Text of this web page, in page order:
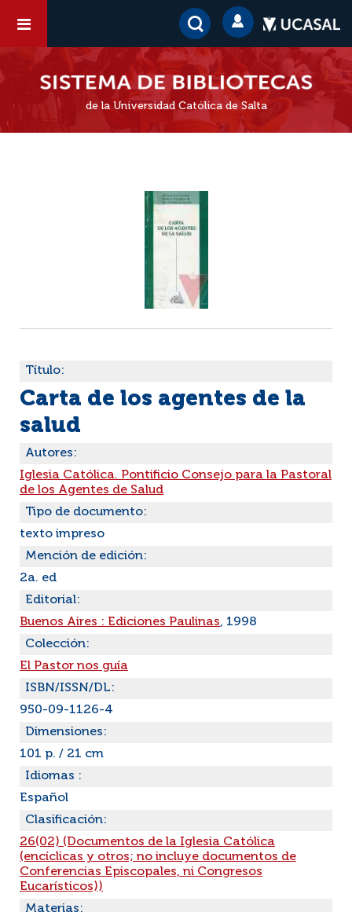
de la Universidad Católica de Salta
Título:
Carta de los agentes de la
salud
Autores:
Iglesia Católica. Pontificio Consejo para la Pastoral
de los Agentes de Salud
Tipo de documento:
texto impreso
Mención de edición:
2a. ed
Editorial:
Buenos Aires : Ediciones Paulinas, 1998
Colección:
El Pastor nos guía
ISBN/ISSN/DL:
950-09-1126-4
Dimensiones:
101 p. / 21 cm
Idiomas :
Español
Clasificación:
26(02) (Documentos de la Iglesia Católica
(encíclicas y otros; no incluye documentos de
Conferencias Episcopales, ni Congresos
Eucarísticos))
Materias: